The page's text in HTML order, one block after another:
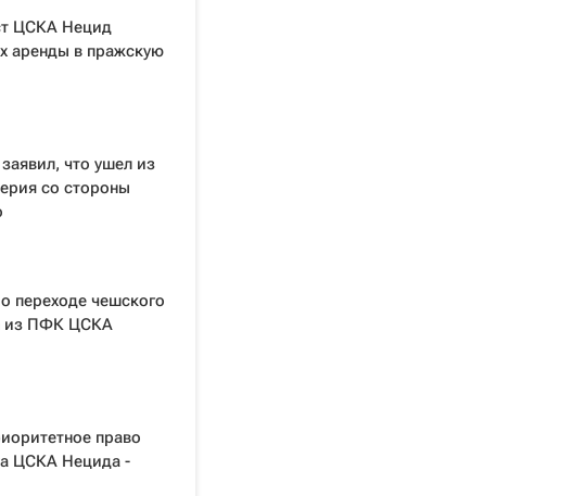
ЦСКА Нецид
аренды в пражскую
что ушел из
со стороны
переходе чешского
из ПФК ЦСКА
право
ЦСКА Нецида -